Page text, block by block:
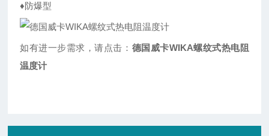
♦防爆型
如有进一步需求，请点击： 德国威卡WIKA螺纹式热电阻
温度计